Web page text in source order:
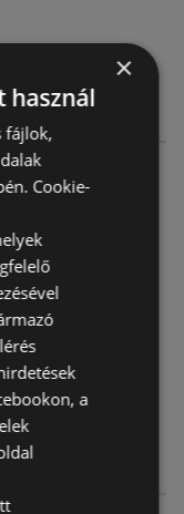
202
nem érvényes
2026.06.10
km
×
használ
fájlok,
Cookie-
a